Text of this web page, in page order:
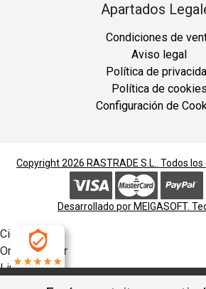
Apartados
Condiciones de
Aviso legal
Política de
Política de cookies
Configuración de
Copyright 2026 RASTRADE S.L. . Todos
Desarrollado por MEIGASOFT.
4.9
Cierra
Ordenado por
Limpiar